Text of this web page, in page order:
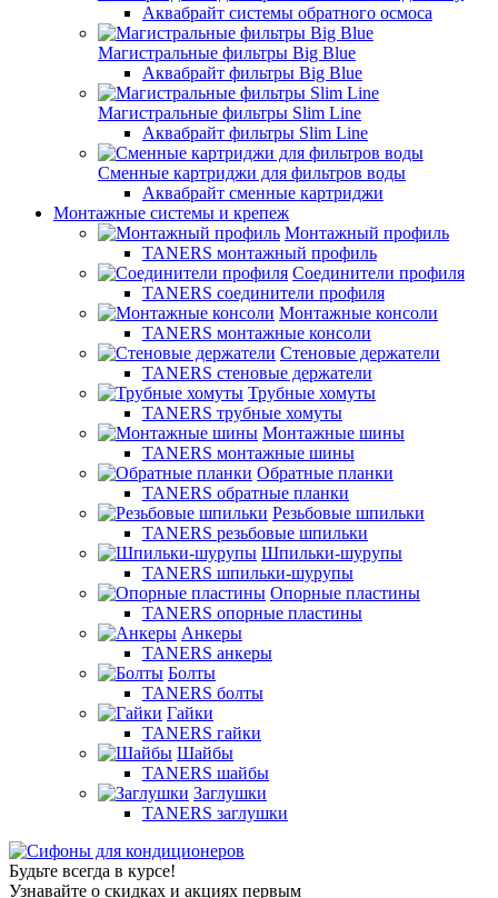
Аквабрайт системы обратного осмоса
Магистральные фильтры Big Blue
Аквабрайт фильтры Big Blue
Магистральные фильтры Slim Line
Аквабрайт фильтры Slim Line
Сменные картриджи для фильтров воды
Аквабрайт сменные картриджи
Монтажные системы и крепеж
Монтажный профиль
TANERS монтажный профиль
Соединители профиля
TANERS соединители профиля
Монтажные консоли
TANERS монтажные консоли
Стеновые держатели
TANERS стеновые держатели
Трубные хомуты
TANERS трубные хомуты
Монтажные шины
TANERS монтажные шины
Обратные планки
TANERS обратные планки
Резьбовые шпильки
TANERS резьбовые шпильки
Шпильки-шурупы
TANERS шпильки-шурупы
Опорные пластины
TANERS опорные пластины
Анкеры
TANERS анкеры
Болты
TANERS болты
Гайки
TANERS гайки
Шайбы
TANERS шайбы
Заглушки
TANERS заглушки
Будьте всегда в курсе!
Узнавайте о скидках и акциях первым